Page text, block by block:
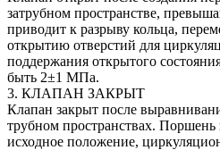
затрубном пространстве,
приводит к разрыву кольца,
открытию отверстий для
поддержания открытого
быть 2±1 МПа.
3. КЛАПАН ЗАКРЫТ
Клапан закрыт после
трубном пространствах.
исходное положение,